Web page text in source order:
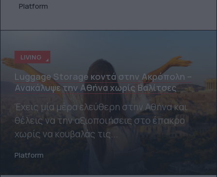
Platform
LIVING
Luggage Storage κοντά στην Ακρόπολη –
Ανακάλυψε την Αθήνα χωρίς Βαλίτσες
Έχεις μία μέρα ελεύθερη στην Αθήνα και
θέλεις να την αξιοποιήσεις στο έπακρο
χωρίς να κουβαλάς τις...
Platform